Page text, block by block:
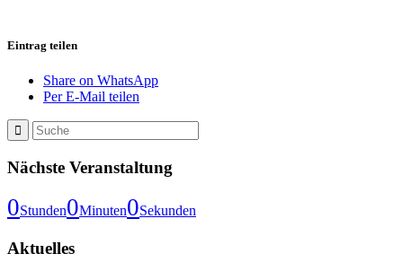
Eintrag teilen
Share on WhatsApp
Per E-Mail teilen
Nächste Veranstaltung
0Stunden0Minuten0Sekunden
Aktuelles